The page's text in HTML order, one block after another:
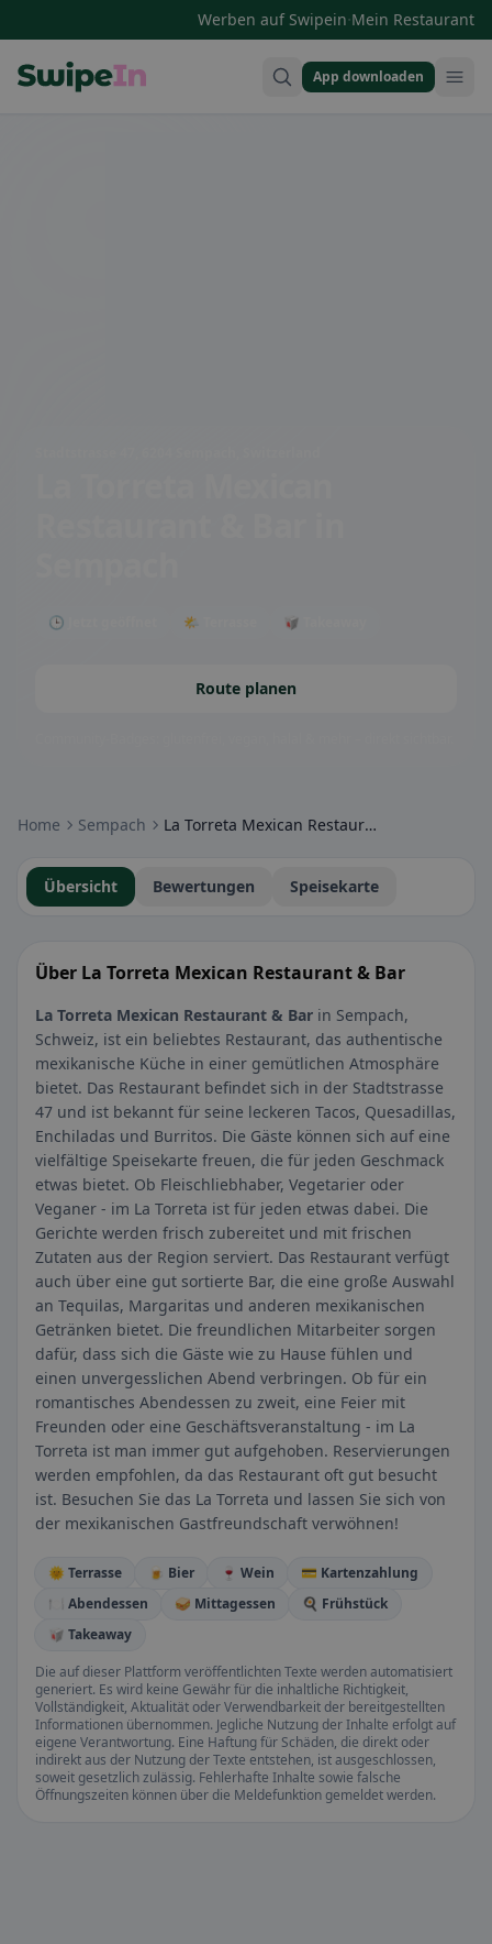
Werben auf Swipein·Mein Restaurant
App downloaden
🕒 Jetzt geöffnet 🌤 Terrasse 🥡 Takeaway
Route planen
Home Sempach La Torreta Mexican Restaurant & Bar
Übersicht Bewertungen Speisekarte
Über La Torreta Mexican Restaurant & Bar
La Torreta Mexican Restaurant & Bar in Sempach,
Schweiz, ist ein beliebtes Restaurant, das authentische
mexikanische Küche in einer gemütlichen Atmosphäre
bietet. Das Restaurant befindet sich in der Stadtstrasse
47 und ist bekannt für seine leckeren Tacos, Quesadillas,
Enchiladas und Burritos. Die Gäste können sich auf eine
vielfältige Speisekarte freuen, die für jeden Geschmack
etwas bietet. Ob Fleischliebhaber, Vegetarier oder
Veganer - im La Torreta ist für jeden etwas dabei. Die
Gerichte werden frisch zubereitet und mit frischen
Zutaten aus der Region serviert. Das Restaurant verfügt
auch über eine gut sortierte Bar, die eine große Auswahl
an Tequilas, Margaritas und anderen mexikanischen
Getränken bietet. Die freundlichen Mitarbeiter sorgen
dafür, dass sich die Gäste wie zu Hause fühlen und
einen unvergesslichen Abend verbringen. Ob für ein
romantisches Abendessen zu zweit, eine Feier mit
Freunden oder eine Geschäftsveranstaltung - im La
Torreta ist man immer gut aufgehoben. Reservierungen
werden empfohlen, da das Restaurant oft gut besucht
ist. Besuchen Sie das La Torreta und lassen Sie sich von
der mexikanischen Gastfreundschaft verwöhnen!
🌞 Terrasse 🍺 Bier 🍷 Wein
💳 Kartenzahlung
🍽️ Abendessen
🥪 Mittagessen
🍳 Frühstück
🥡 Takeaway
Die auf dieser Plattform veröffentlichten Texte werden automatisiert
generiert. Es wird keine Gewähr für die inhaltliche Richtigkeit,
Vollständigkeit, Aktualität oder Verwendbarkeit der bereitgestellten
Informationen übernommen. Jegliche Nutzung der Inhalte erfolgt auf
eigene Verantwortung. Eine Haftung für Schäden, die direkt oder
indirekt aus der Nutzung der Texte entstehen, ist ausgeschlossen,
soweit gesetzlich zulässig. Fehlerhafte Inhalte sowie falsche
Öffnungszeiten können über die Meldefunktion gemeldet werden.